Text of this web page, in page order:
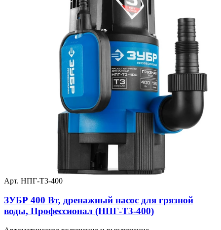
Арт. НПГ-Т3-400
ЗУБР 400 Вт, дренажный насос для грязной
воды, Профессионал (НПГ-Т3-400)